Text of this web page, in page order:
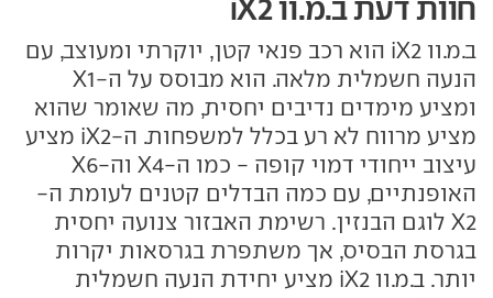
חוות דעת ב.מ.וו iX2
ב.מ.וו iX2 הוא רכב פנאי קטן, יוקרתי ומעוצב, עם
הנעה חשמלית מלאה. הוא מבוסס על ה-X1
ומציע מימדים נדיבים יחסית, מה שאומר שהוא
מציע מרווח לא רע בכלל למשפחות. ה-iX2 מציע
עיצוב ייחודי דמוי קופה - כמו ה-X4 וה-X6
האופנתיים, עם כמה הבדלים קטנים לעומת ה-
X2 לוגם הבנזין. רשימת האבזור צנועה יחסית
בגרסת הבסיס, אך משתפרת בגרסאות יקרות
יותר. ב.מ.וו iX2 מציע יחידת הנעה חשמלית